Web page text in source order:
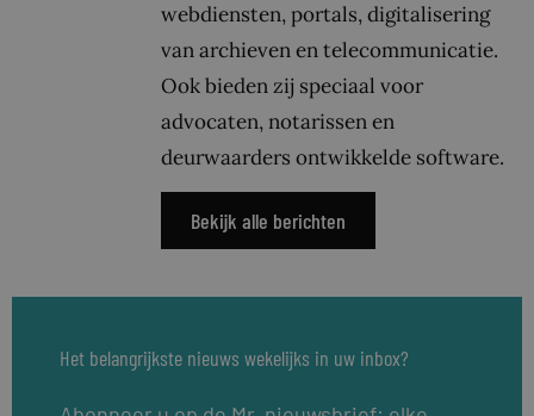
webdiensten, portals, digitalisering
van archieven en telecommunicatie.
Ook bieden zij speciaal voor
advocaten, notarissen en
deurwaarders ontwikkelde software.
Bekijk alle berichten
Het belangrijkste nieuws wekelijks in uw inbox?